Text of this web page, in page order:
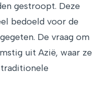
gestroopt. Deze
bedoeld voor de
De vraag om
uit Azië, waar ze